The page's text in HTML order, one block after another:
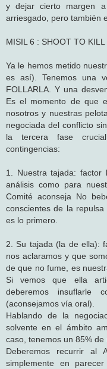
y dejar cierto margen a
arriesgado, pero también
MISIL 6 : SHOOT TO KILL
Ya le hemos metido
es así). Tenemos una
FOLLARLA. Y una
Es el momento de que
nosotros y nuestras
negociada del conflicto
la tercera fase
contingencias:
1. Nuestra tajada: factor
análisis como para
Comité aconseja No
conscientes de la
es lo primero.
2. Su tajada (la de ella):
nos aclaramos y que
de que no fume, es
Si vemos que ella
deberemos insuflarle
(aconsejamos vía oral).
Hablando de la
solvente en el ámbito
caso, tenemos un 85%
Deberemos recurrir al
simplemente en